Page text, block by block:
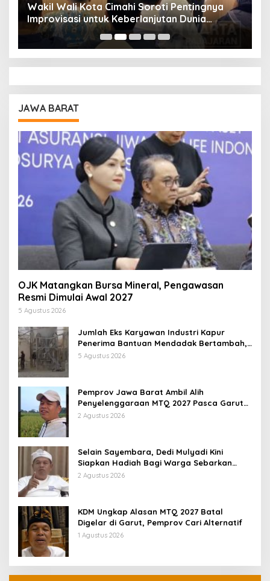
Wakil Wali Kota Cimahi Soroti Pentingnya
Improvisasi untuk Keberlanjutan Dunia
Pendidikan
JAWA BARAT
OJK Matangkan Bursa Mineral, Pengawasan
Resmi Dimulai Awal 2027
5 Agustus 2026
Jumlah Eks Karyawan Industri Kapur
Penerima Bantuan Mendadak Bertambah,
KDM: Kita Identifikasi
5 Agustus 2026
Pemprov Jawa Barat Ambil Alih
Penyelenggaraan MTQ 2027 Pasca Garut
Mundur Jadi Tuan Rumah
2 Agustus 2026
Selain Sayembara, Dedi Mulyadi Kini
Siapkan Hadiah Bagi Warga Sebarkan
Lokasi Penjualan Narkotika
2 Agustus 2026
KDM Ungkap Alasan MTQ 2027 Batal
Digelar di Garut, Pemprov Cari Alternatif
1 Agustus 2026